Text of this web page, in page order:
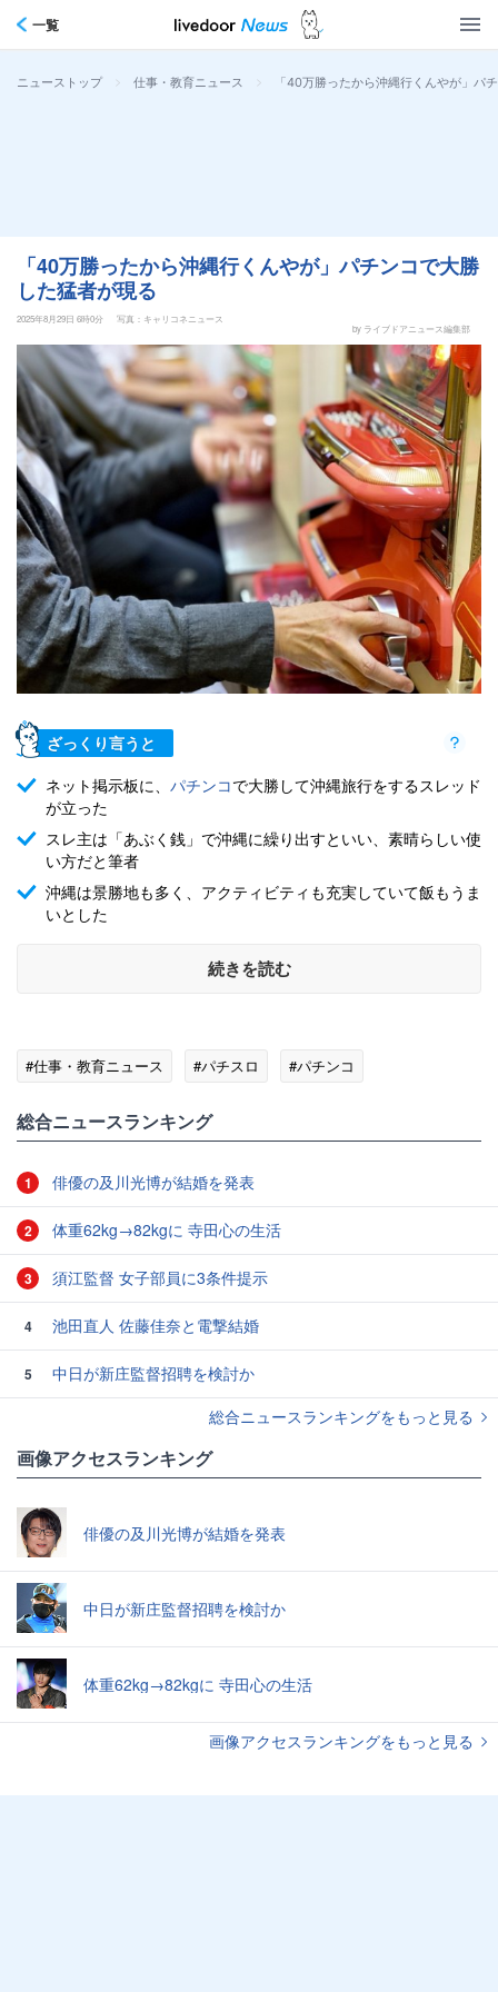
一覧
ニューストップ > 仕事・教育ニュース > 「40万勝ったから沖縄行くんやが」パ
「40万勝ったから沖縄行くんやが」パチンコで大勝
した猛者が現る
2025年8月29日 6時0分
写真：キャリコネニュース
by ライブドアニュース編集部
ざっくり言うと
ネット掲示板に、 パチンコで大勝して沖縄旅行をするスレッド
が立った
スレ主は「あぶく銭」で沖縄に繰り出すといい、素晴らしい使
い方だと筆者
沖縄は景勝地も多く、アクティビティも充実していて飯もうま
いとした
続きを読む
#仕事・教育ニュース #パチスロ #パチンコ
総合ニュースランキング
1 俳優の及川光博が結婚を発表
2 体重62kg→82kgに 寺田心の生活
3 須江監督 女子部員に3条件提示
4 池田直人 佐藤佳奈と電撃結婚
5
中日が新庄監督招聘を検討か
総合ニュースランキングをもっと見る
画像アクセスランキング
俳優の及川光博が結婚を発表
中日が新庄監督招聘を検討か
体重62kg→82kgに 寺田心の生活
画像アクセスランキングをもっと見る